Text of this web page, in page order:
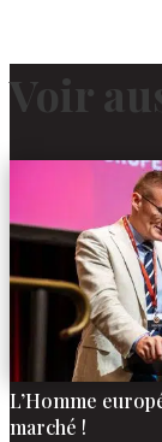
Voir
L’Homme
marché !